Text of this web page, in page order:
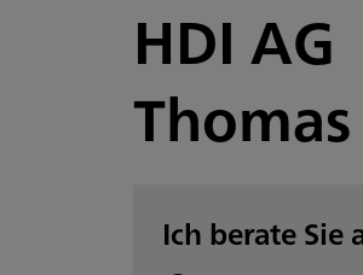
HDI AG
Ich berate Sie